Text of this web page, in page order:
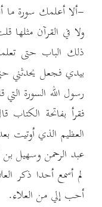
-ألا أعلمك سورة ما
ولا في القرآن
ذلك الباب حتى
بيدي فجعل يحدثني
رسول الله السورة
فقرأ بفاتحة
العظيم الذي أوتيت
عبد الرحمن وسهيل
لم أسمع أحدا ذكر
أحب إلي من العلاء.